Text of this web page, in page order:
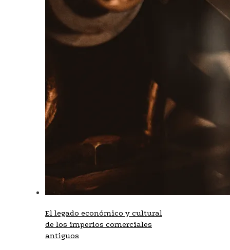
El legado económico y cultural
de los imperios comerciales
antiguos